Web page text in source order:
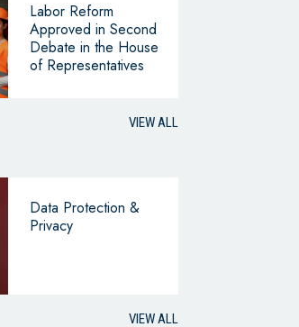
Labor Reform
Approved in Second
Debate in the House
of Representatives
VIEW ALL
Data Protection &
Privacy
VIEW ALL